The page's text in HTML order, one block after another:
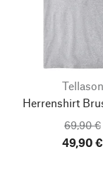
Tellason
Herrenshirt
69,90 €
49,90 €